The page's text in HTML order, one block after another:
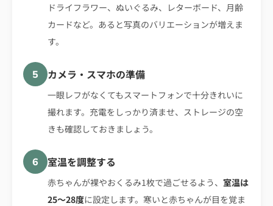
ドライフラワー、ぬいぐるみ、レターボード、月齢
カードなど。あると写真のバリエーションが増えま
す。
5 カメラ・スマホの準備
一眼レフがなくてもスマートフォンで十分きれいに
撮れます。充電をしっかり済ませ、ストレージの空
きも確認しておきましょう。
6 室温を調整する
赤ちゃんが裸やおくるみ1枚で過ごせるよう、 室温は
25〜28度に設定します。寒いと赤ちゃんが目を覚ま